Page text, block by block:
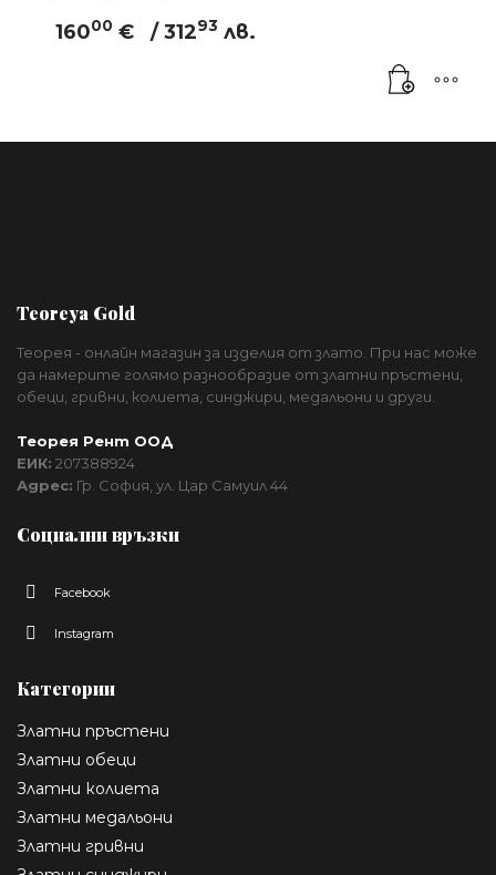
16000 € / 31293 лв.
Teoreya Gold
Теорея - онлайн магазин за изделия от злато. При нас може
да намерите голямо разнообразие от златни пръстени,
обеци, гривни, колиета, синджири, медальони и други.
Теорея Рент ООД
ЕИК: 207388924
Адрес: Гр. София, ул. Цар Самуил 44
Социални връзки
Facebook
Instagram
Категории
Златни пръстени
Златни обеци
Златни колиета
Златни медальони
Златни гривни